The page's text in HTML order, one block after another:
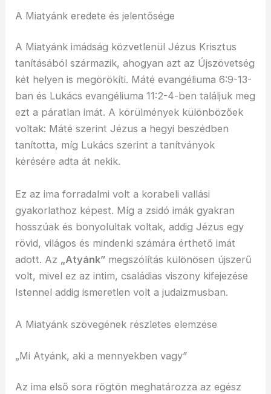
A Miatyánk eredete és jelentősége
A Miatyánk imádság közvetlenül Jézus Krisztus
tanításából származik, ahogyan azt az Újszövetség
két helyen is megörökíti. Máté evangéliuma 6:9-13-
ban és Lukács evangéliuma 11:2-4-ben találjuk meg
ezt a páratlan imát. A körülmények különbözőek
voltak: Máté szerint Jézus a hegyi beszédben
tanította, míg Lukács szerint a tanítványok
kérésére adta át nekik.
Ez az ima forradalmi volt a korabeli vallási
gyakorlathoz képest. Míg a zsidó imák gyakran
hosszúak és bonyolultak voltak, addig Jézus egy
rövid, világos és mindenki számára érthető imát
adott. Az „Atyánk” megszólítás különösen újszerű
volt, mivel ez az intim, családias viszony kifejezése
Istennel addig ismeretlen volt a judaizmusban.
A Miatyánk szövegének részletes elemzése
„Mi Atyánk, aki a mennyekben vagy”
Az ima első sora rögtön meghatározza az egész